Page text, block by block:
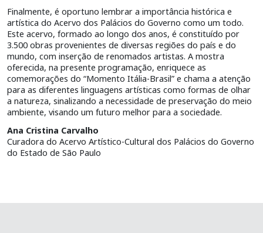
Finalmente, é oportuno lembrar a importância histórica e
artística do Acervo dos Palácios do Governo como um todo.
Este acervo, formado ao longo dos anos, é constituído por
3.500 obras provenientes de diversas regiões do país e do
mundo, com inserção de renomados artistas. A mostra
oferecida, na presente programação, enriquece as
comemorações do “Momento Itália-Brasil” e chama a atenção
para as diferentes linguagens artísticas como formas de olhar
a natureza, sinalizando a necessidade de preservação do meio
ambiente, visando um futuro melhor para a sociedade.
Ana Cristina Carvalho
Curadora do Acervo Artístico-Cultural dos Palácios do Governo
do Estado de São Paulo